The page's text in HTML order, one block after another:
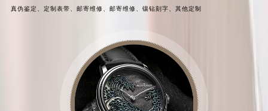
真伪鉴定、 定制表带、 邮寄维修、 邮寄维修、 镶钻刻字、 其他定制